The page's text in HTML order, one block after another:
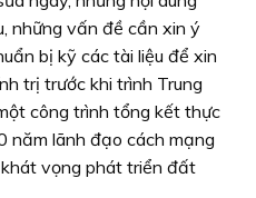
những vấn đề cần xin ý
bị kỹ các tài liệu để xin
trị trước khi trình Trung
công trình tổng kết thực
năm lãnh đạo cách mạng
vọng phát triển đất